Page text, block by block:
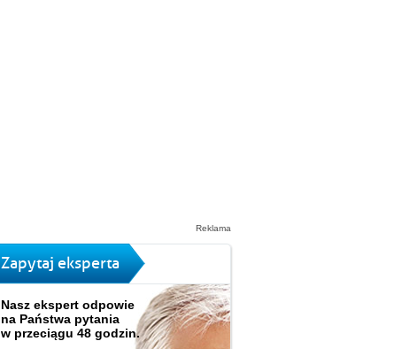
Reklama
Zapytaj eksperta
Nasz ekspert odpowie
na Państwa pytania
w przeciągu 48 godzin.